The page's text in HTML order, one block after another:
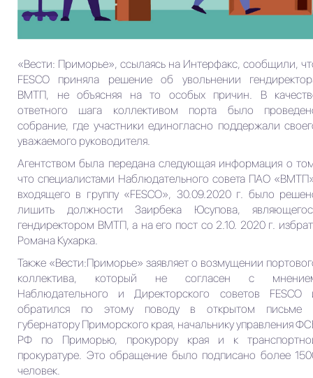
«Вести: Приморье», ссылаясь на Интерфакс, сообщили,
FESCO приняла решение об увольнении
ВМТП, не объясняя на то особых причин. В
ответного шага коллективом порта было
собрание, где участники единогласно поддержали
уважаемого руководителя.
Агентством была передана следующая информация о
что специалистами Наблюдательного совета ПАО
входящего в группу «FESCO», 30.09.2020 г. было
лишить должности Заирбека Юсупова,
гендиректором ВМТП, а на его пост со 2.10. 2020 г.
Романа Кухарка.
Также «Вести:Приморье» заявляет о возмущении
коллектива, который не согласен с
Наблюдательного и Директорского советов FESCO
обратился по этому поводу в открытом письме
губернатору Приморского края, начальнику управления
РФ по Приморью, прокурору края и к
прокуратуре. Это обращение было подписано более
человек.